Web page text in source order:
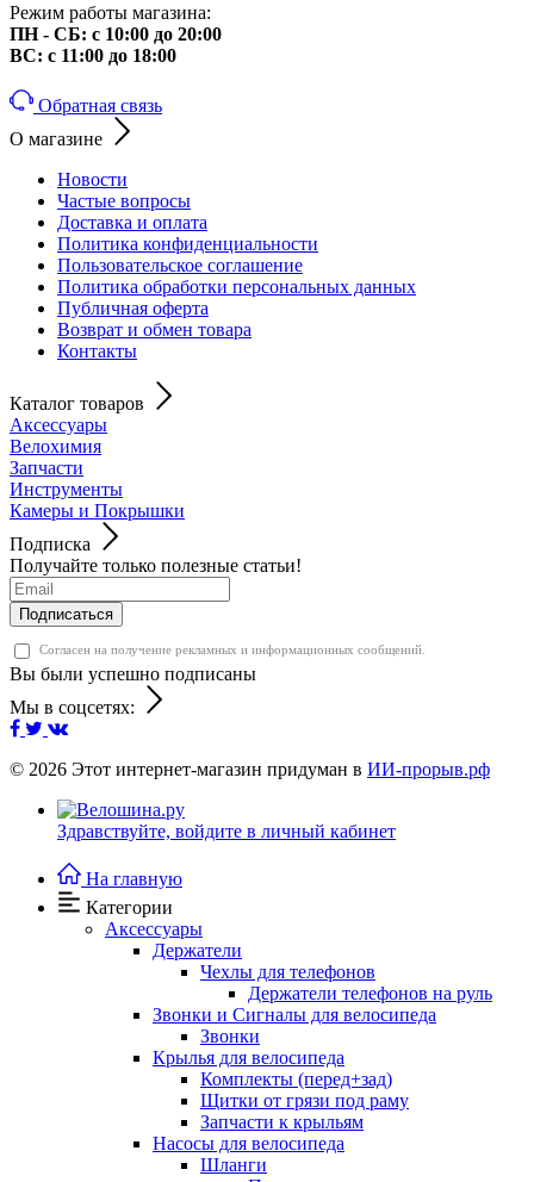
Режим работы магазина:
ПН - СБ: с 10:00 до 20:00
ВС: с 11:00 до 18:00
Обратная связь
О магазине
Новости
Частые вопросы
Доставка и оплата
Политика конфиденциальности
Пользовательское соглашение
Политика обработки персональных данных
Публичная оферта
Возврат и обмен товара
Контакты
Каталог товаров
Аксессуары
Велохимия
Запчасти
Инструменты
Камеры и Покрышки
Подписка
Получайте только полезные статьи!
Подписаться
Согласен на получение рекламных и информационных сообщений.
Вы были успешно подписаны
Мы в соцсетях:
© 2026 Этот интернет-магазин придуман в ИИ-прорыв.рф
Здравствуйте, войдите в личный кабинет
На главную
Категории
Аксессуары
Держатели
Чехлы для телефонов
Держатели телефонов на руль
Звонки и Сигналы для велосипеда
Звонки
Крылья для велосипеда
Комплекты (перед+зад)
Щитки от грязи под раму
Запчасти к крыльям
Насосы для велосипеда
Шланги